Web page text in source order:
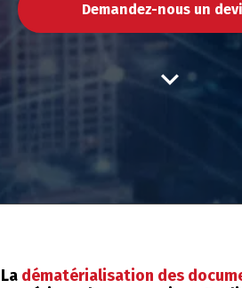
Demandez-nous un
La dématérialisation des